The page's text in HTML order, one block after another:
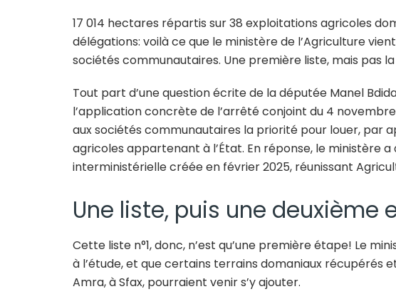
17 014 hectares répartis sur 38 exploitations agricoles
délégations: voilà ce que le ministère de l’Agriculture
sociétés communautaires. Une première liste, mais pas
Tout part d’une question écrite de la députée Manel
l’application concrète de l’arrêté conjoint du 4
aux sociétés communautaires la priorité pour louer, par
agricoles appartenant à l’État. En réponse, le ministère
interministérielle créée en février 2025, réunissant
Une liste, puis une deuxième
Cette liste n°1, donc, n’est qu’une première étape! Le
à l’étude, et que certains terrains domaniaux récupérés
Amra, à Sfax, pourraient venir s’y ajouter.